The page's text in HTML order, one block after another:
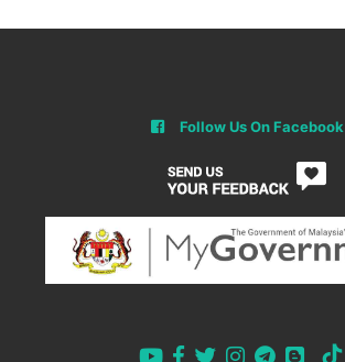
Follow Us On Facebook